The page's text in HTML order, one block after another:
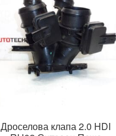
Дроселова клапа 2.0 HDI